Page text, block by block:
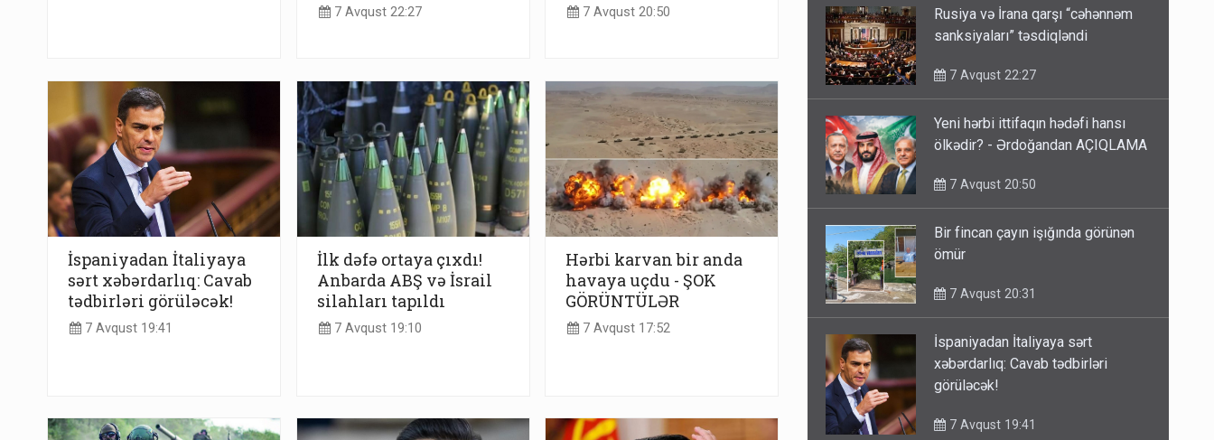
7 Avqust 22:27 7 Avqust 20:50
İspaniyadan İtaliyaya
sərt xəbərdarlıq: Cavab
tədbirləri görüləcək!
7 Avqust 19:41
İlk dəfə ortaya çıxdı!
Anbarda ABŞ və İsrail
silahları tapıldı
7 Avqust 19:10
Hərbi karvan bir anda
havaya uçdu - ŞOK
GÖRÜNTÜLƏR
7 Avqust 17:52
Rusiya və İrana qarşı “cəhənnəm
sanksiyaları” təsdiqləndi
7 Avqust 22:27
Yeni hərbi ittifaqın hədəfi hansı
ölkədir? - Ərdoğandan AÇIQLAMA
7 Avqust 20:50
Bir fincan çayın işığında görünən
ömür
7 Avqust 20:31
İspaniyadan İtaliyaya sərt
xəbərdarlıq: Cavab tədbirləri
görüləcək!
7 Avqust 19:41